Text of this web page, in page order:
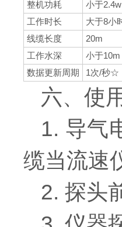
整机功耗 小于2.4w
工作时长
大于8小
线缆长度
20m
工作水深
小于10m
数据更新周期
1次/秒☆
六、使
1. 导气
缆当流速
2. 探头